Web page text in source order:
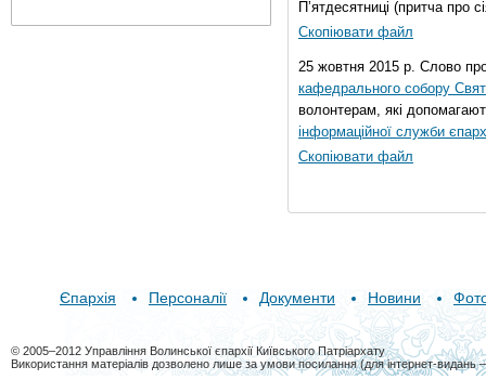
П’ятдесятниці (притча про
Скопіювати файл
25 жовтня 2015 р. Слово
кафедрального собору
волонтерам, які
інформаційної служби
Скопіювати файл
Єпархія Персоналії Документи Новини
© 2005–2012 Управління Волинської єпархії Київського Патріархату
Використання матеріалів дозволено лише за умови посилання (для інтернет-видань